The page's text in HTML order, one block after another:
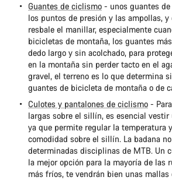
Guantes de ciclismo - unos guantes
los puntos de presión y las ampollas,
resbale el manillar, especialmente
bicicletas de montaña, los guantes
dedo largo y sin acolchado, para
en la montaña sin perder tacto en el
gravel, el terreno es lo que determina
guantes de bicicleta de montaña o de
Culotes y pantalones de ciclismo -
largas sobre el sillín, es esencial vestir
ya que permite regular la temperatura
comodidad sobre el sillín. La badana
determinadas disciplinas de MTB. Un
la mejor opción para la mayoría de las
más fríos, te vendrán bien unas